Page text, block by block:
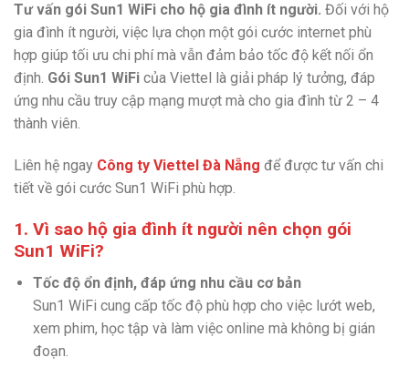
Tư vấn gói Sun1 WiFi cho hộ gia đình ít người. Đối với hộ
gia đình ít người, việc lựa chọn một gói cước internet phù
hợp giúp tối ưu chi phí mà vẫn đảm bảo tốc độ kết nối ổn
định. Gói Sun1 WiFi của Viettel là giải pháp lý tưởng, đáp
ứng nhu cầu truy cập mạng mượt mà cho gia đình từ 2 – 4
thành viên.
Liên hệ ngay Công ty Viettel Đà Nẵng để được tư vấn chi
tiết về gói cước Sun1 WiFi phù hợp.
1. Vì sao hộ gia đình ít người nên chọn gói
Sun1 WiFi?
Tốc độ ổn định, đáp ứng nhu cầu cơ bản
Sun1 WiFi cung cấp tốc độ phù hợp cho việc lướt web,
xem phim, học tập và làm việc online mà không bị gián
đoạn.